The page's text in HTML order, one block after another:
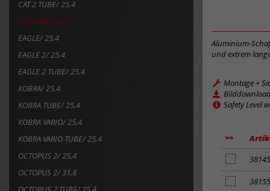
CAT 2 TUBE/ 25,4
CAT TUBE/ 25,4
EAGLE/ 25,4
EAGLE 2/ 25,4
EAGLE 2 TUBE/ 25,4
KOBRA/ 25,4
KOBRA TUBE/ 25,4
KOBRA VARIO/ 25,4
KOBRA VARIO TUBE/ 25,4
OCTOPUS 2/ 25,4
OCTOPUS 2/ 31,8
Aluminium-
und extrem
Montage +
Safety Level
zum
Merkzettel